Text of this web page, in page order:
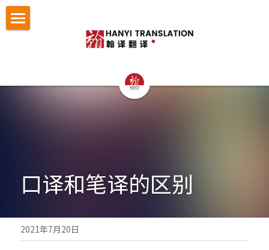
企业商务翻译
医学病历翻译
NZTA 认证翻译
德国宣誓翻译
驾照翻译
身份证户口本
法律翻译案例
留学移民翻译案例
办事指南
证件翻译指南
英语翻译
关于翰译
口译和笔译的区别
2021年7月20日